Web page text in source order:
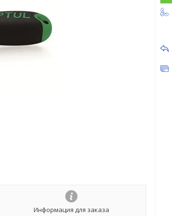
Информация для заказа